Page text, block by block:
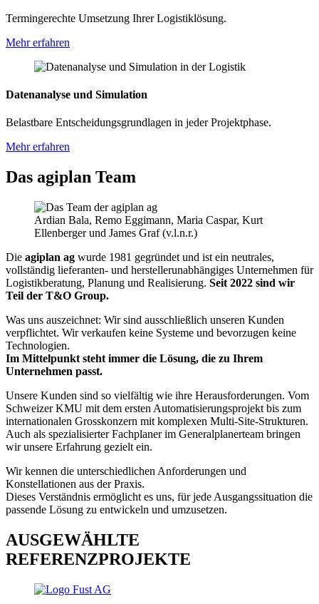
Termingerechte Umsetzung Ihrer Logistiklösung.
Mehr erfahren
Datenanalyse und Simulation
Belastbare Entscheidungsgrundlagen in jeder Projektphase.
Mehr erfahren
Das agiplan Team
Ardian Bala, Remo Eggimann, Maria Caspar, Kurt
Ellenberger und James Graf (v.l.n.r.)
Die agiplan ag wurde 1981 gegründet und ist ein neutrales,
vollständig lieferanten- und herstellerunabhängiges Unternehmen für
Logistikberatung, Planung und Realisierung. Seit 2022 sind wir
Teil der T&O Group.
Was uns auszeichnet: Wir sind ausschließlich unseren Kunden
verpflichtet. Wir verkaufen keine Systeme und bevorzugen keine
Technologien.
Im Mittelpunkt steht immer die Lösung, die zu Ihrem
Unternehmen passt.
Unsere Kunden sind so vielfältig wie ihre Herausforderungen. Vom
Schweizer KMU mit dem ersten Automatisierungsprojekt bis zum
internationalen Grosskonzern mit komplexen Multi-Site-Strukturen.
Auch als spezialisierter Fachplaner im Generalplanerteam bringen
wir unsere Erfahrung gezielt ein.
Wir kennen die unterschiedlichen Anforderungen und
Konstellationen aus der Praxis.
Dieses Verständnis ermöglicht es uns, für jede Ausgangssituation die
passende Lösung zu entwickeln und umzusetzen.
AUSGEWÄHLTE
REFERENZPROJEKTE